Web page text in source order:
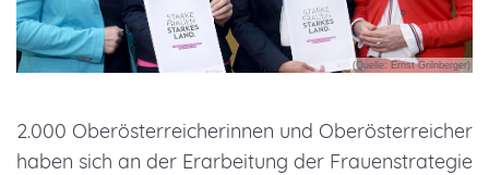
(Quelle: Ernst Grilnberger)
2.000 Oberösterreicherinnen und Oberösterreicher
haben sich an der Erarbeitung der Frauenstrategie